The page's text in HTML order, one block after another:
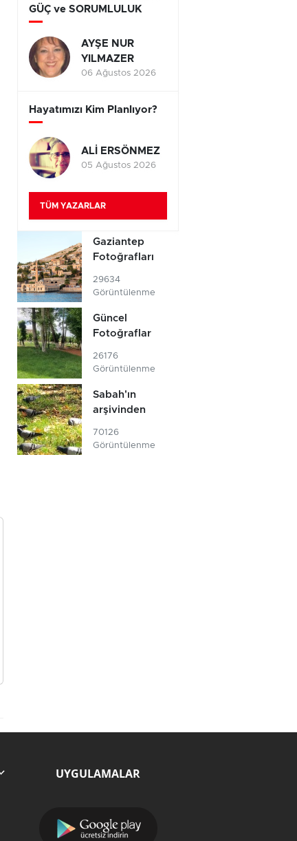
GÜÇ ve SORUMLULUK
AYŞE NUR
YILMAZER
06 Ağustos 2026
Hayatımızı Kim Planlıyor?
ALİ ERSÖNMEZ
05 Ağustos 2026
TÜM YAZARLAR
Gaziantep
Fotoğrafları
29634
Görüntülenme
Güncel
Fotoğraflar
26176
Görüntülenme
Sabah'ın
arşivinden
70126
Görüntülenme
UYGULAMALAR